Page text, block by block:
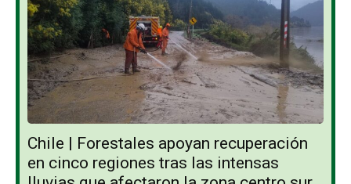
Chile | Forestales apoyan recuperación
en cinco regiones tras las intensas